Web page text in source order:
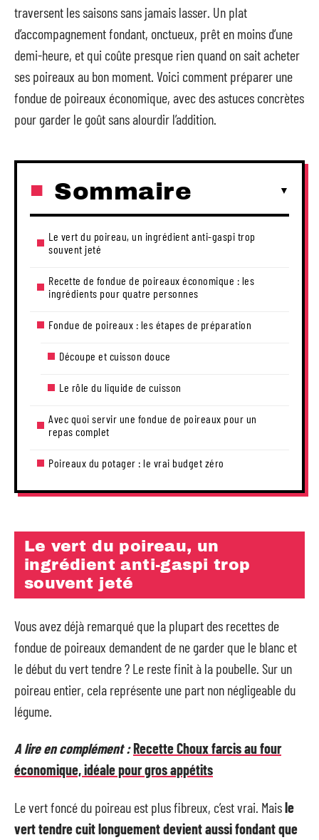
traversent les saisons sans jamais lasser. Un plat
d’accompagnement fondant, onctueux, prêt en moins d’une
demi-heure, et qui coûte presque rien quand on sait acheter
ses poireaux au bon moment. Voici comment préparer une
fondue de poireaux économique, avec des astuces concrètes
pour garder le goût sans alourdir l’addition.
Sommaire
Le vert du poireau, un ingrédient anti-gaspi trop
souvent jeté
Recette de fondue de poireaux économique : les
ingrédients pour quatre personnes
Fondue de poireaux : les étapes de préparation
Découpe et cuisson douce
Le rôle du liquide de cuisson
Avec quoi servir une fondue de poireaux pour un
repas complet
Poireaux du potager : le vrai budget zéro
Le vert du poireau, un
ingrédient anti-gaspi trop
souvent jeté
Vous avez déjà remarqué que la plupart des recettes de
fondue de poireaux demandent de ne garder que le blanc et
le début du vert tendre ? Le reste finit à la poubelle. Sur un
poireau entier, cela représente une part non négligeable du
légume.
A lire en complément :Recette Choux farcis au four
économique, idéale pour gros appétits
Le vert foncé du poireau est plus fibreux, c’est vrai. Maisle
vert tendre cuit longuement devient aussi fondant que